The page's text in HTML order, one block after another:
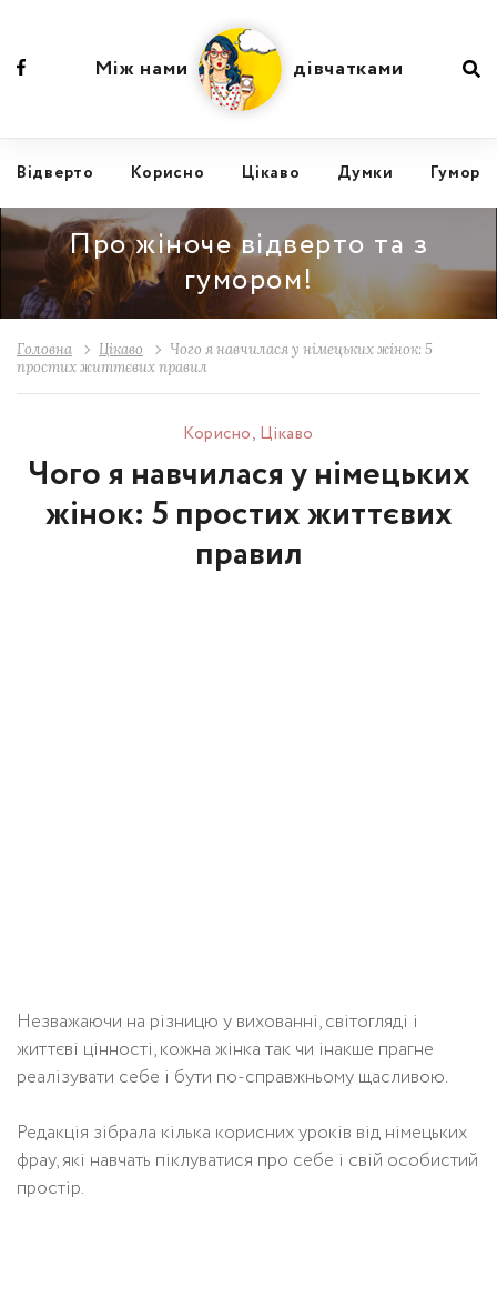
Відвертo Корисно Цікаво Думки Гумор
Між нами дівчатками
Про жіноче відверто та з
гумором!
Головна Цікаво
Чого я навчилася у німецьких жінок: 5
простих життєвих правил
Корисно, Цікаво
Чого я навчилася у німецьких
жінок: 5 простих життєвих
правил
Незважаючи на різницю у вихованні, світогляді і
життєві цінності, кожна жінка так чи інакше прагне
реалізувати себе і бути по-справжньому щасливою.
Редакція зібрала кілька корисних уроків від німецьких
фрау, які навчать піклуватися про себе і свій особистий
простір.